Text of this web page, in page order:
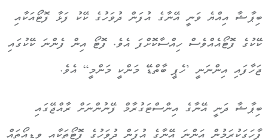
ބިޕާޝާ އިއްޔެ ވަނީ އޭނާގެ އުފަން ދުވަހުގެ ކޭކު ފަޅާ ފޮޓޯއަކާއި
ކޭކުގެ ފޮޓޯއެއްވެސް ހިއްސާކޮށްފަ އެވެ. ފޮޓޯ އިން ފެންނަ ކޭކުގައި
ޖަހާފައި އިންނަނީ ’ހެޕީ ބާތްޑޭ މަންކީ މަންމީ“ އެވެ.
ބިޕާޝާ ދަނީ އޭނާގެ އިންސްޓަގުރާމް ފޭނުންނަށް ރާއްޖޭގައި
ފާހަގަކުރަމުން އަންނަ އޭނާގެ އުފަން ދުވަހުގެ ފޮޓޯތަކާއި ވީޑިއޯތައް